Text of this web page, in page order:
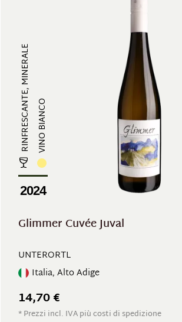
RINFRESCANTE, MINERALEVINO BIANCO
2024
Glimmer Cuvée Juval
UNTERORTL
Italia, Alto Adige
14,70 €
* Prezzi incl. IVA più costi di spedizione